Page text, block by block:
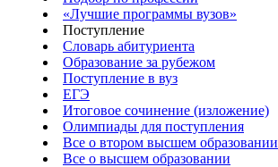
«Лучшие программы вузов»
Поступление
Словарь абитуриента
Образование за рубежом
Поступление в вуз
ЕГЭ
Итоговое сочинение (изложение)
Олимпиады для поступления
Все о втором высшем образовании
Все о высшем образовании